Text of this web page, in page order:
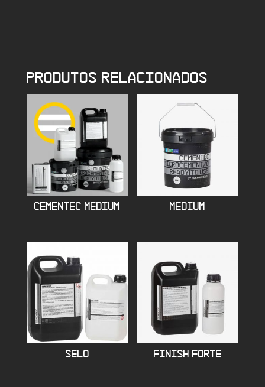
PRODUTOS RELACIONADOS
CEMENTEC MEDIUM MEDIUM
SELO FINISH FORTE